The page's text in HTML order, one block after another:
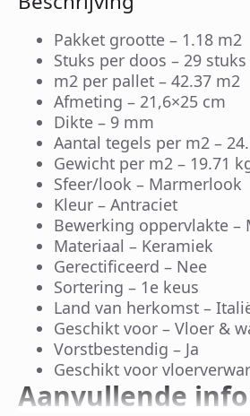
Pakket grootte – 1.18 m2
Stuks per doos – 29 stuks
m2 per pallet – 42.37 m2
Afmeting – 21,6×25 cm
Dikte – 9 mm
Aantal tegels per m2 –
Gewicht per m2 – 19.71
Sfeer/look – Marmerlook
Kleur – Antraciet
Bewerking oppervlakte –
Materiaal – Keramiek
Gerectificeerd – Nee
Sortering – 1e keus
Land van herkomst –
Geschikt voor – Vloer &
Vorstbestendig – Ja
Geschikt voor
Aanvullende